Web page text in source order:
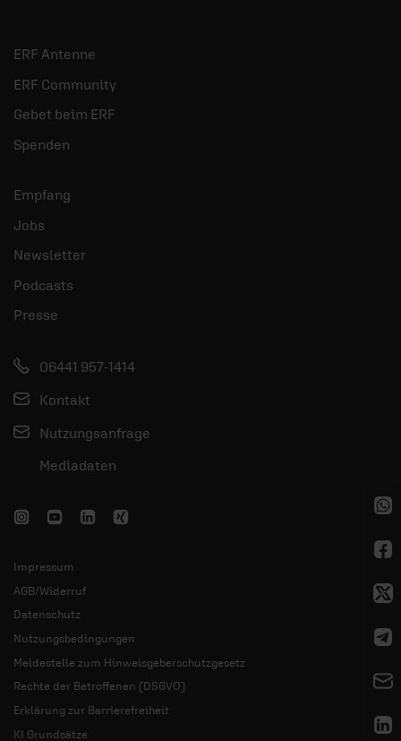
ERF Antenne
ERF Community
Gebet beim ERF
Spenden
Empfang
Jobs
Newsletter
Podcasts
Presse
06441 957-1414
Kontakt
Nutzungsanfrage
Mediadaten
Impressum
AGB/Widerruf
Datenschutz
Nutzungsbedingungen
Meldestelle zum Hinweisgeberschutzgesetz
Rechte der Betroffenen (DSGVO)
Erklärung zur Barrierefreiheit
KI Grundsätze